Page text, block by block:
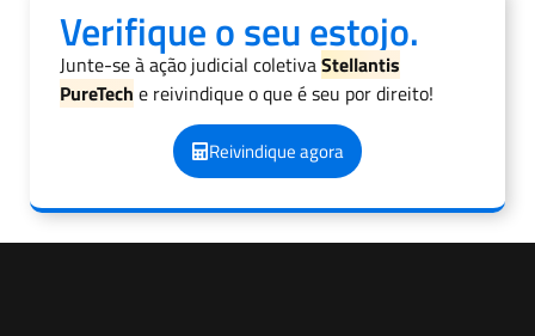
Verifique o seu estojo.
Junte-se à ação judicial coletivaStellantis
PureTech e reivindique o que é seu por direito!
Reivindique agora